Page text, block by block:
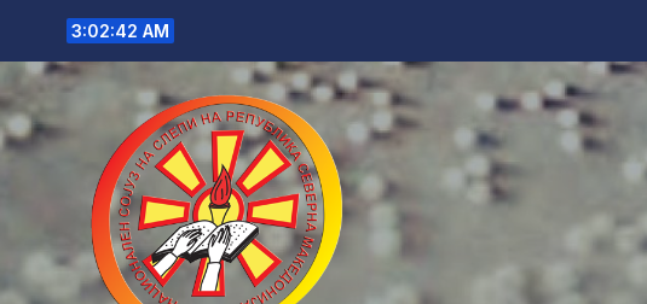
content
3:02:43 AM